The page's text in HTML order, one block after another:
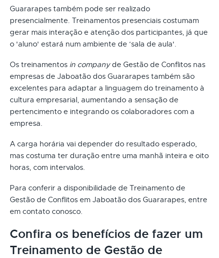
Guararapes também pode ser realizado
presencialmente. Treinamentos presenciais costumam
gerar mais interação e atenção dos participantes, já que
o 'aluno' estará num ambiente de ‘sala de aula'.
Os treinamentos in companyde Gestão de Conflitos nas
empresas de Jaboatão dos Guararapes também são
excelentes para adaptar a linguagem do treinamento à
cultura empresarial, aumentando a sensação de
pertencimento e integrando os colaboradores com a
empresa.
A carga horária vai depender do resultado esperado,
mas costuma ter duração entre uma manhã inteira e oito
horas, com intervalos.
Para conferir a disponibilidade de Treinamento de
Gestão de Conflitos em Jaboatão dos Guararapes, entre
em contato conosco.
Confira os benefícios de fazer um
Treinamento de Gestão de